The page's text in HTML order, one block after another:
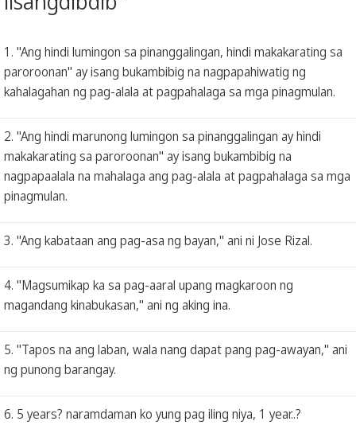
1. "Ang hindi lumingon sa pinanggalingan, hindi makakarating sa
paroroonan" ay isang bukambibig na nagpapahiwatig ng
kahalagahan ng pag-alala at pagpahalaga sa mga pinagmulan.
2. "Ang hindi marunong lumingon sa pinanggalingan ay hindi
makakarating sa paroroonan" ay isang bukambibig na
nagpapaalala na mahalaga ang pag-alala at pagpahalaga sa mga
pinagmulan.
3. "Ang kabataan ang pag-asa ng bayan," ani ni Jose Rizal.
4. "Magsumikap ka sa pag-aaral upang magkaroon ng
magandang kinabukasan," ani ng aking ina.
5. "Tapos na ang laban, wala nang dapat pang pag-awayan," ani
ng punong barangay.
6. 5 years? naramdaman ko yung pag iling niya, 1 year..?